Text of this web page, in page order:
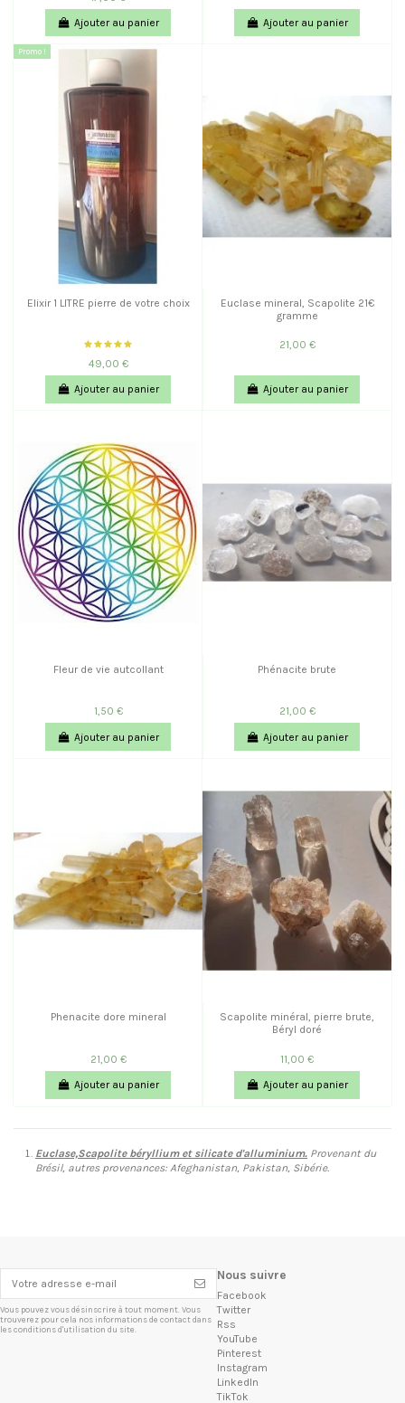
Ajouter au panier Ajouter au panier
Promo !
Elixir 1 LITRE pierre de votre choix
49,00 €
Ajouter au panier
Euclase mineral, Scapolite 21€
gramme
21,00 €
Ajouter au panier
Fleur de vie autcollant
1,50 €
Ajouter au panier
Phénacite brute
21,00 €
Ajouter au panier
Phenacite dore mineral
21,00 €
Ajouter au panier
Scapolite minéral, pierre brute,
Béryl doré
11,00 €
Ajouter au panier
Euclase,Scapolite béryllium et silicate d'alluminium. Provenant du
Brésil, autres provenances: Afeghanistan, Pakistan, Sibérie.
Vous pouvez vous désinscrire à tout moment. Vous
trouverez pour cela nos informations de contact dans
les conditions d'utilisation du site.
Nous suivre
Facebook
Twitter
Rss
YouTube
Pinterest
Instagram
LinkedIn
TikTok